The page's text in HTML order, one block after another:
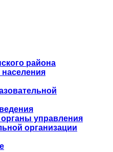
района
органы управления
организации